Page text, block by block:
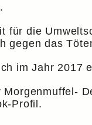
für die
gegen das
im Jahr 2017
Profil.